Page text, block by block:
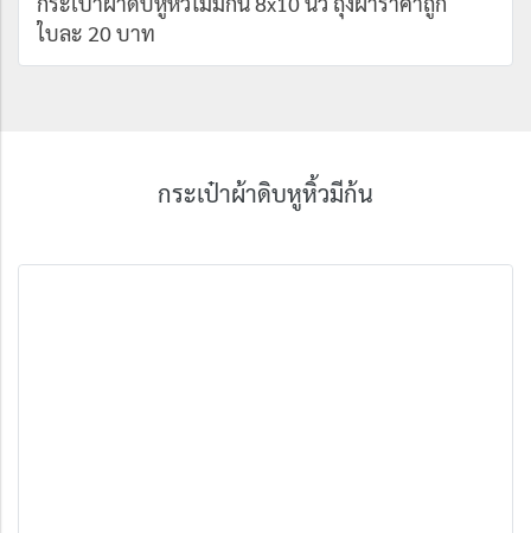
ใบละ 20 บาท
กระเป๋าผ้าดิบหูหิ้วมีก้น